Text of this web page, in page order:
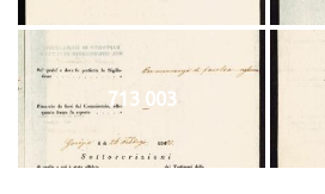
713 003